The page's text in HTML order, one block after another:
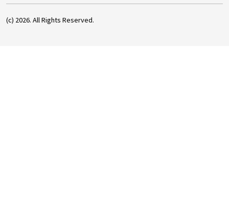
(c) 2026. All Rights Reserved.